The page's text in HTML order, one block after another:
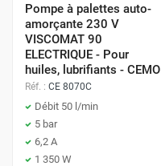
Pompe à palettes auto-
amorçante 230 V
VISCOMAT 90
ELECTRIQUE - Pour
huiles, lubrifiants - CEMO
Réf. : CE 8070C
Débit 50 l/min
5 bar
6,2 A
1 350 W